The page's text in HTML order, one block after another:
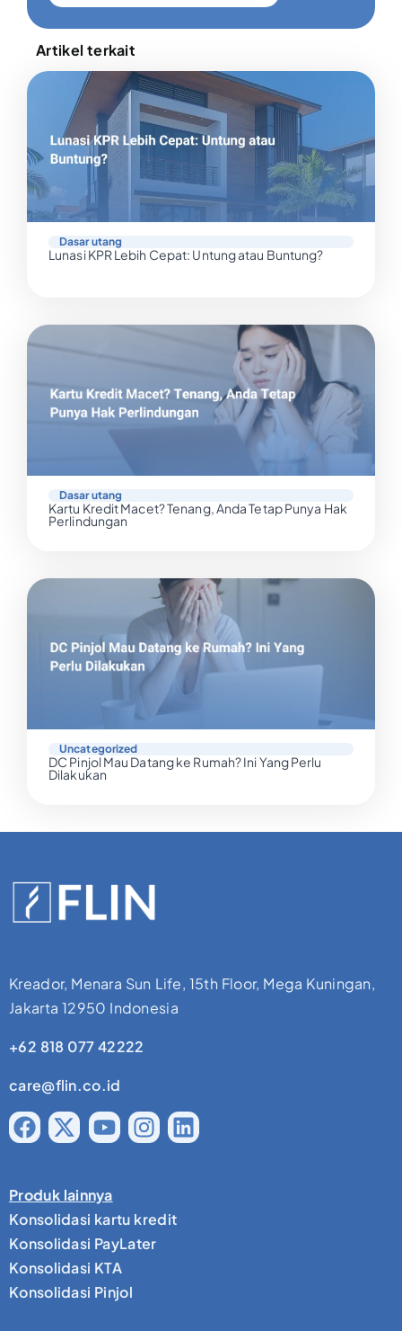
Artikel terkait
Dasar utang
Lunasi KPR Lebih Cepat: Untung atau Buntung?
Dasar utang
Kartu Kredit Macet? Tenang, Anda Tetap Punya Hak
Perlindungan
Uncategorized
DC Pinjol Mau Datang ke Rumah? Ini Yang Perlu
Dilakukan
Kreador, Menara Sun Life, 15th Floor, Mega Kuningan,
Jakarta 12950 Indonesia
+62 818 077 42222
care@flin.co.id
Produk lainnya
Konsolidasi kartu kredit
Konsolidasi PayLater
Konsolidasi KTA
Konsolidasi Pinjol